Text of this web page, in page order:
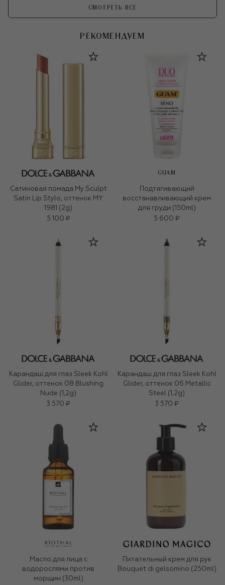
СМОТРЕТЬ ВСЕ
РЕКОМЕНДУЕМ
Сатиновая помада My Sculpt
Satin Lip Stylo, оттенок MY
1981 (2g)
5 100 ₽
GUAM
Подтягивающий
восстанавливающий крем
для груди (150ml)
5 600 ₽
Карандаш для глаз Sleek Kohl
Glider, оттенок 08 Blushing
Nude (1,2g)
3 570 ₽
Карандаш для глаз Sleek Kohl
Glider, оттенок 06 Metallic
Steel (1,2g)
3 570 ₽
Масло для лица c
водорослями против
морщин (30ml)
Питательный крем для рук
Bouquet di gelsomino (250ml)